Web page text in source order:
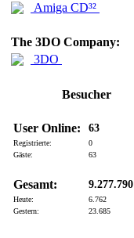
Amiga CD³²
The 3DO Company:
3DO
Besucher
User Online: 63
Registrierte:
0
Gäste:
63
Gesamt: 9.277.790
Heute:
6.762
Gestern:
23.685